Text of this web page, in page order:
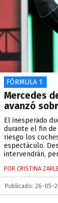
FÓRMULA 1
Mercedes
avanzó
El inesperado
durante el fin de
riesgo los
espectáculo.
intervendrán,
POR CRISTINA
Publicado: 26-05-